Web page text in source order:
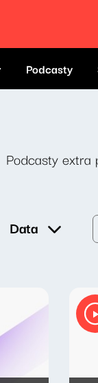
Podcasty
Podcasty extra
Data